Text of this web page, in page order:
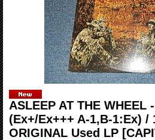
ASLEEP AT THE WHEEL
(Ex+/Ex+++ A-1,B-1:Ex) /
ORIGINAL Used LP